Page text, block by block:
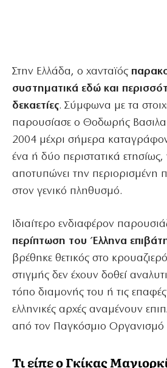
Στην Ελλάδα, ο χανταϊός
συστηματικά εδώ και
δεκαετίες. Σύμφωνα με τα
παρουσίασε ο Θοδωρής
2004 μέχρι σήμερα
ένα ή δύο περιστατικά
αποτυπώνει την περιορισμένη
στον γενικό πληθυσμό.
Ιδιαίτερο ενδιαφέρον
περίπτωση του Έλληνα
βρέθηκε θετικός στο
στιγμής δεν έχουν δοθεί
τόπο διαμονής του ή τις
ελληνικές αρχές αναμένουν
από τον Παγκόσμιο Οργανισμό
Τι είπε ο Γκίκας